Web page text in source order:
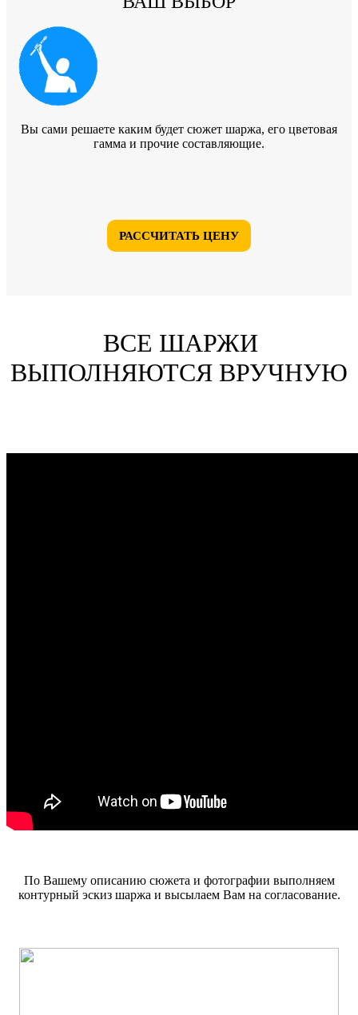
Вы сами решаете каким будет сюжет шаржа, его цветовая
гамма и прочие составляющие.
РАССЧИТАТЬ ЦЕНУ
ВСЕ ШАРЖИ
ВЫПОЛНЯЮТСЯ ВРУЧНУЮ
По Вашему описанию сюжета и фотографии выполняем
контурный эскиз шаржа и высылаем Вам на согласование.